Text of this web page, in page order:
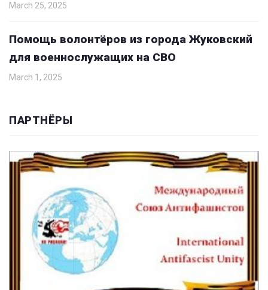
March 25, 2025
Помощь волонтёров из города Жуковский
для военнослужащих на СВО
March 1, 2025
ПАРТНЁРЫ